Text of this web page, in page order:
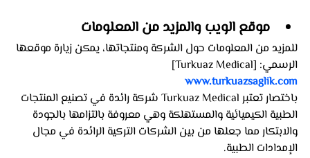
موقع الويب والمزيد من المعلومات
للمزيد من المعلومات حول الشركة ومنتجاتها، يمكن زيارة موقعها
الرسمي: [Turkuaz Medical]
www.turkuazsaglik.com
باختصار تعتبر Turkuaz Medical شركة رائدة في تصنيع المنتجات
الطبية الكيميائية والمستهلكة وهي معروفة بالتزامها بالجودة
والابتكار مما جعلها من بين الشركات التركية الرائدة في مجال
الإمدادات الطبية.